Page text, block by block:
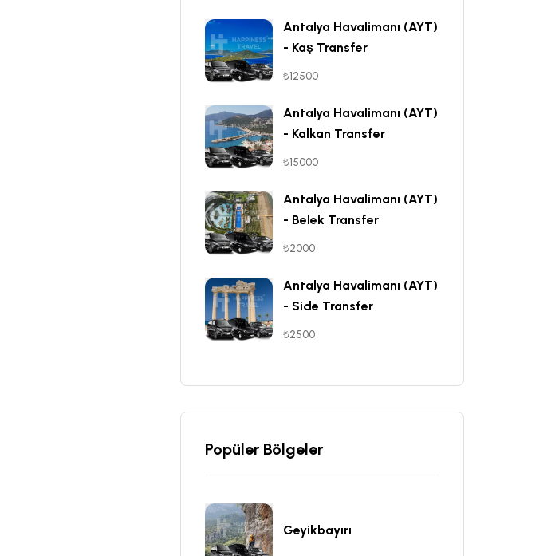
Antalya Havalimanı (AYT)
- Kaş Transfer
₺12500
Antalya Havalimanı (AYT)
- Kalkan Transfer
₺15000
Antalya Havalimanı (AYT)
- Belek Transfer
₺2000
Antalya Havalimanı (AYT)
- Side Transfer
₺2500
Popüler Bölgeler
Geyikbayırı